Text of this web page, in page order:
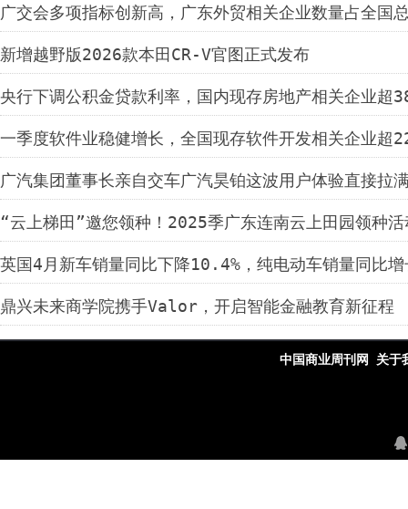
广交会多项指标创新高，广东外贸相关企业数量占全国
新增越野版2026款本田CR-V官图正式发布
央行下调公积金贷款利率，国内现存房地产相关企业超
一季度软件业稳健增长，全国现存软件开发相关企业超
广汽集团董事长亲自交车广汽昊铂这波用户体验直接拉
“云上梯田”邀您领种！2025季广东连南云上田园领种
英国4月新车销量同比下降10.4%，纯电动车销量同比
鼎兴未来商学院携手Valor，开启智能金融教育新征程
中国商业周刊网 关于